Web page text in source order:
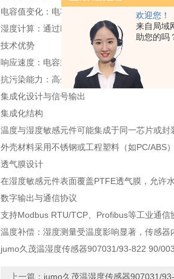
欢迎您！
来自局域
助您的吗
电容值变化：电容值与介电常数成正比，因此
湿度计算：通过RC振荡电路或专用芯片将电
技术优势
响应速度：电容式湿敏元件响应时间短（通常
抗污染能力：高分子薄膜表面可覆盖防尘膜（
集成化设计与信号输出
集成化结构
温度与湿度敏感元件可能集成于同一芯片或封
外壳材料采用不锈钢或工程塑料（如PC/ABS
透气膜设计
在湿度敏感元件表面覆盖PTFE透气膜，允许
数字输出与通信协议
支持Modbus RTU/TCP、Profibus等工业通信
温度补偿：湿度测量受温度影响显著，传感器
jumo久茂温湿度传感器907031/93-822 90/
上一篇： jumo久茂温湿度传感器907031/